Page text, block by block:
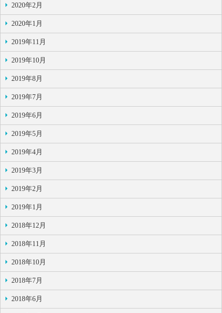
2020年2月
2020年1月
2019年11月
2019年10月
2019年8月
2019年7月
2019年6月
2019年5月
2019年4月
2019年3月
2019年2月
2019年1月
2018年12月
2018年11月
2018年10月
2018年7月
2018年6月